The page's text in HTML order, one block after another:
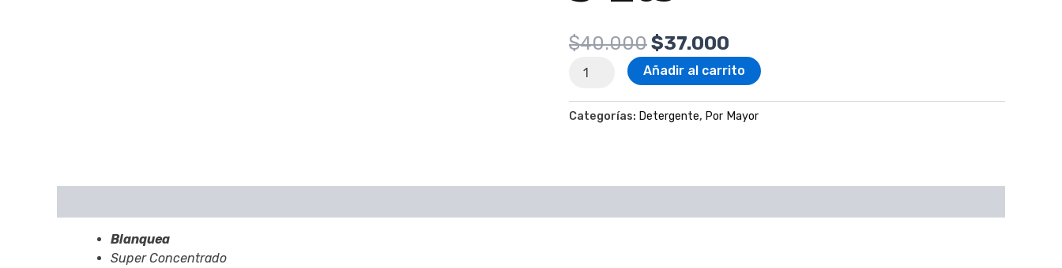
$40.000$37.000
Añadir al carrito
Categorías: Detergente, Por Mayor
Blanquea
Super Concentrado